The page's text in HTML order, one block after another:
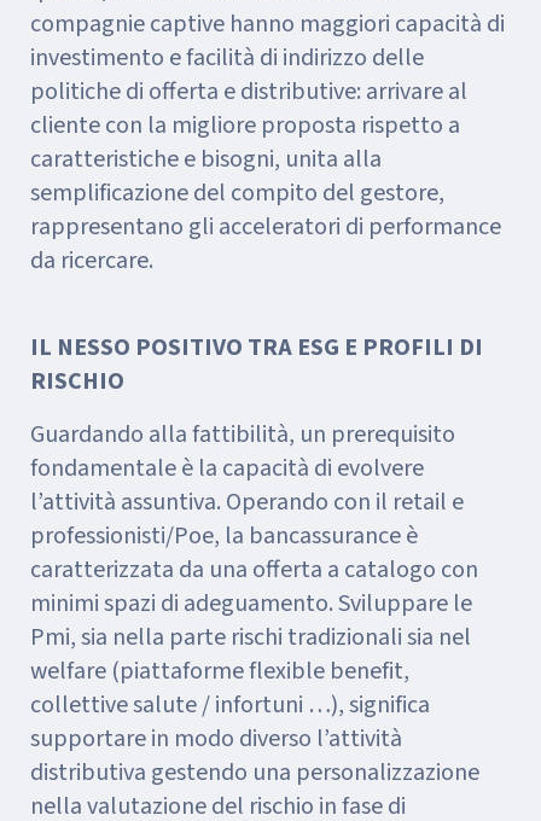
compagnie captive hanno maggiori capacità di
investimento e facilità di indirizzo delle
politiche di offerta e distributive: arrivare al
cliente con la migliore proposta rispetto a
caratteristiche e bisogni, unita alla
semplificazione del compito del gestore,
rappresentano gli acceleratori di performance
da ricercare.
IL NESSO POSITIVO TRA ESG E PROFILI DI
RISCHIO
Guardando alla fattibilità, un prerequisito
fondamentale è la capacità di evolvere
l’attività assuntiva. Operando con il retail e
professionisti/Poe, la bancassurance è
caratterizzata da una offerta a catalogo con
minimi spazi di adeguamento. Sviluppare le
Pmi, sia nella parte rischi tradizionali sia nel
welfare (piattaforme flexible benefit,
collettive salute / infortuni …), significa
supportare in modo diverso l’attività
distributiva gestendo una personalizzazione
nella valutazione del rischio in fase di